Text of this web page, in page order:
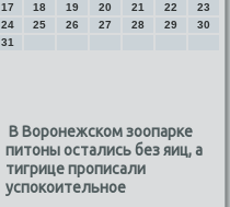
17
18 19 20 21 22
23
24
25 26 27 28 29
30
31
В Воронежском зоопарке
питоны остались без яиц, а
тигрице прописали
успокоительное